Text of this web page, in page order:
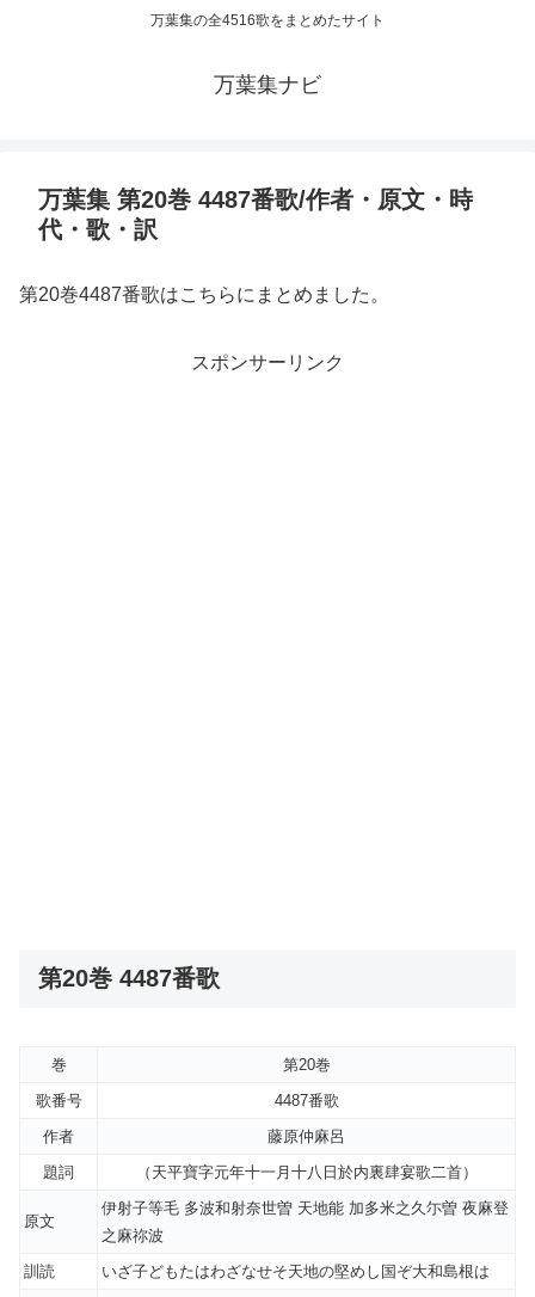
万葉集の全4516歌をまとめたサイト
万葉集ナビ
万葉集 第20巻 4487番歌/作者・原文・時
代・歌・訳
第20巻4487番歌はこちらにまとめました。
スポンサーリンク
第20巻 4487番歌
巻
第20巻
歌番号
4487番歌
作者
藤原仲麻呂
題詞
（天平寶字元年十一月十八日於内裏肆宴歌二首）
原文
伊射子等毛 多波和射奈世曽 天地能 加多米之久尓曽 夜麻登
之麻祢波
訓読
いざ子どもたはわざなせそ天地の堅めし国ぞ大和島根は